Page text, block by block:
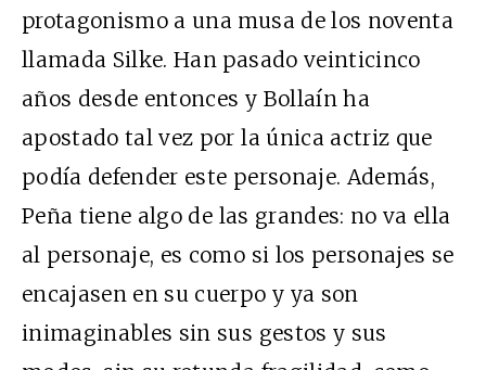
protagonismo a una musa de los noventa
llamada Silke. Han pasado veinticinco
años desde entonces y Bollaín ha
apostado tal vez por la única actriz que
podía defender este personaje. Además,
Peña tiene algo de las grandes: no va ella
al personaje, es como si los personajes se
encajasen en su cuerpo y ya son
inimaginables sin sus gestos y sus